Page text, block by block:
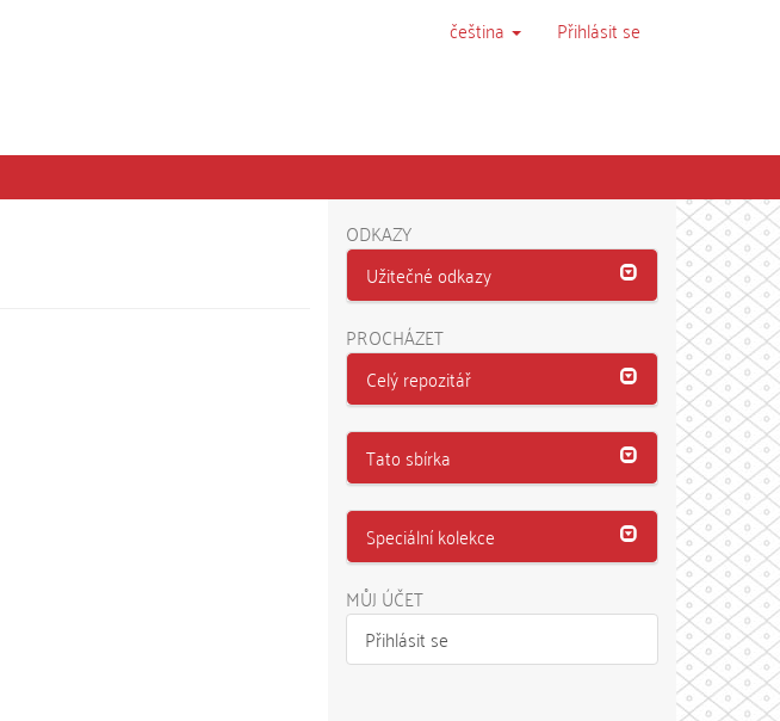
čeština Přihlásit se
ODKAZY
Užitečné odkazy
PROCHÁZET
Celý repozitář
Tato sbírka
Speciální kolekce
MŮJ ÚČET
Přihlásit se